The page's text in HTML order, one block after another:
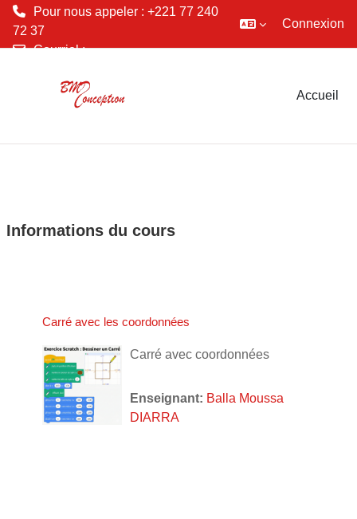
Pour nous appeler : +221 77 240
72 37
Courriel :
Connexion
Accueil
Informations du cours
Carré avec les coordonnées
Carré avec coordonnées
Enseignant: Balla Moussa
DIARRA